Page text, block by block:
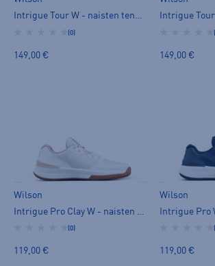
Intrigue Tour W - naisten tenniskengät
(0)
149,00 € 149,00 €
Wilson
(0)
119,00 €
Wilson
119,00 €